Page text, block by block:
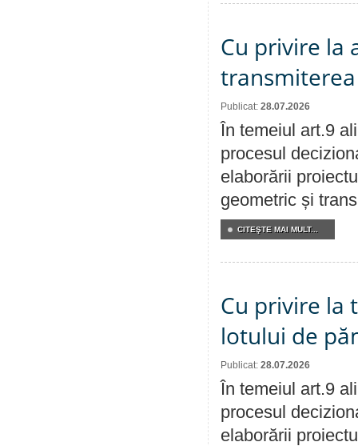
Cu privire la
Publicat: 28.07.2026
În temeiul art.9
procesul
elaborării
geometric și
CITEŞTE MAI MULT...
Cu privire la
lotului de
Publicat: 28.07.2026
În temeiul art.9
procesul
elaborării